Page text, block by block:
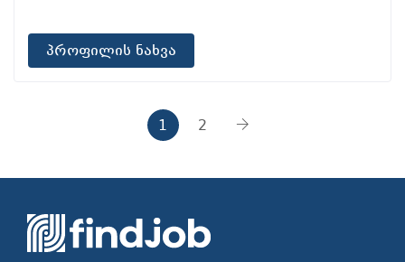
პროფილის ნახვა
1 2